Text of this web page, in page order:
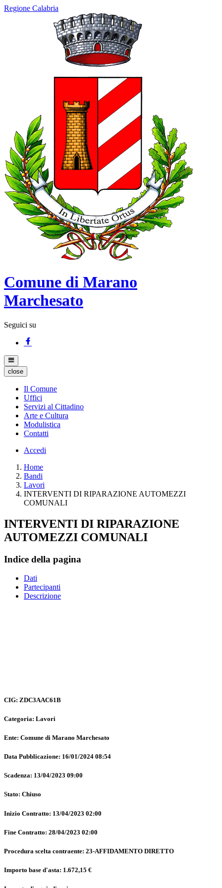
Regione Calabria
Comune di Marano
Marchesato
Seguici su
close
Il Comune
Uffici
Servizi al Cittadino
Arte e Cultura
Modulistica
Contatti
Accedi
Home
Bandi
Lavori
INTERVENTI DI RIPARAZIONE AUTOMEZZI
COMUNALI
INTERVENTI DI RIPARAZIONE
AUTOMEZZI COMUNALI
Indice della pagina
Dati
Partecipanti
Descrizione
CIG: ZDC3AAC61B
Categoria: Lavori
Ente: Comune di Marano Marchesato
Data Pubblicazione: 16/01/2024 08:54
Scadenza: 13/04/2023 09:00
Stato: Chiuso
Inizio Contratto: 13/04/2023 02:00
Fine Contratto: 28/04/2023 02:00
Procedura scelta contraente: 23-AFFIDAMENTO DIRETTO
Importo base d'asta: 1.672,15 €